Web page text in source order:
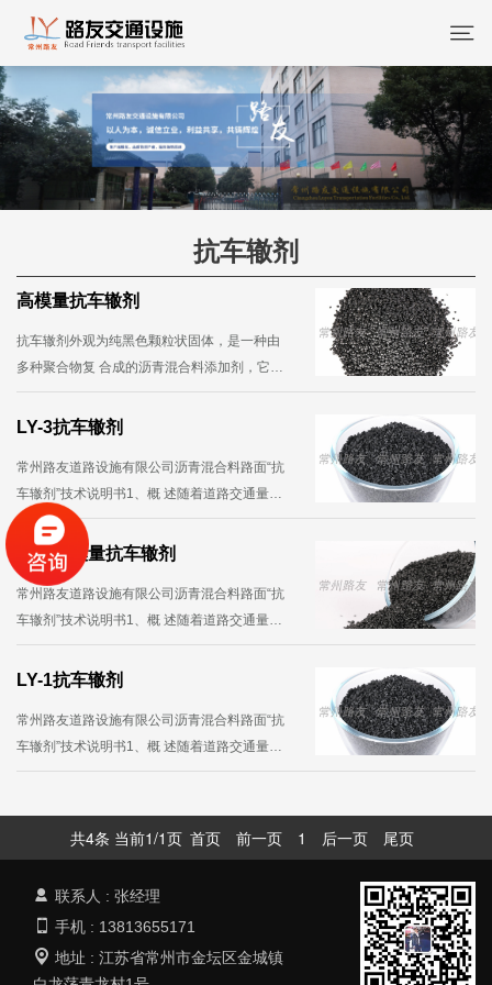
抗车辙剂
高模量抗车辙剂
抗车辙剂外观为纯黑色颗粒状固体，是一种由
多种聚合物复 合成的沥青混合料添加剂，它通
过集料表面的增粘、加筋、填 充以及提高沥青
与石子的粘附等级、弹性恢复等多重作用而大
LY-3抗车辙剂
常州路友道路设施有限公司沥青混合料路面“抗
车辙剂”技术说明书1、概 述随着道路交通量的
不断增大，特别是重载车辆的增多和高压轮胎
的使用、交通流的渠化，车辙已成了公路沥青
路面破损的主要形式之一。国内外多项···...
LY-2高模量抗车辙剂
常州路友道路设施有限公司沥青混合料路面“抗
车辙剂”技术说明书1、概 述随着道路交通量的
不断增大，特别是重载车辆的增多和高压轮胎
的使用、交通流的渠化，车辙已成了公路沥青
LY-1抗车辙剂
常州路友道路设施有限公司沥青混合料路面“抗
车辙剂”技术说明书1、概 述随着道路交通量的
不断增大，特别是重载车辆的增多和高压轮胎
共4条 当前1/1页 首页 前一页 1 后一页 尾页
联系人 : 张经理
手机 : 13813655171
地址 : 江苏省常州市金坛区金城镇